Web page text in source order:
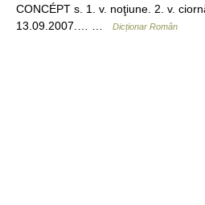
CONCÉPT s. 1. v. noţiune. 2. v.
13.09.2007.… …
Dicționar Român